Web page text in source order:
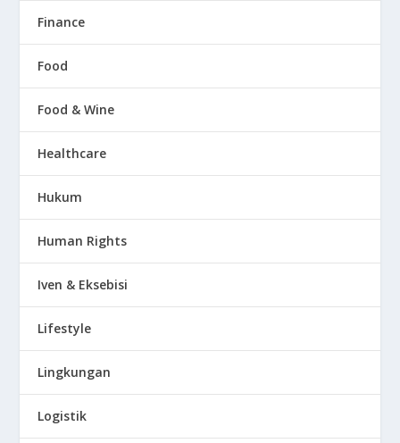
Finance
Food
Food & Wine
Healthcare
Hukum
Human Rights
Iven & Eksebisi
Lifestyle
Lingkungan
Logistik